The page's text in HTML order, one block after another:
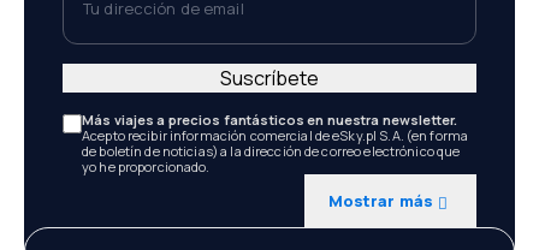
Más viajes a precios fantásticos en nuestra newsletter.
Acepto recibir información comercial de eSky.pl S.A. (en forma
de boletín de noticias) a la dirección de correo electrónico que
yo he proporcionado.
Mostrar más
Suscríbete